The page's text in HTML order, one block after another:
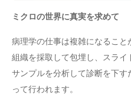
ミクロの世界に真実を求めて
病理学の仕事は複雑になるこ
組織を採取して包埋し、スラ
サンプルを分析して診断を下
って行われます。